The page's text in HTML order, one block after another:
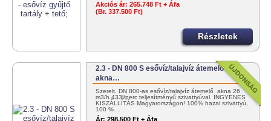
Akciós ár: 265.748 Ft + Áfa
(Br. 337.500 Ft)
Részletek
2.3 - DN 800 S esővíz/talajvíz átemelő
akna…
Szerelt, DN 800-as esővíz/talajvíz átemelő akna 26
m3/h 433l/perc teljesítményű szivattyúval. INGYENES
KISZÁLLÍTÁS Magyarországon! 100% hazai szivattyú,
100 %…
Ár: 298.500 Ft + Áfa